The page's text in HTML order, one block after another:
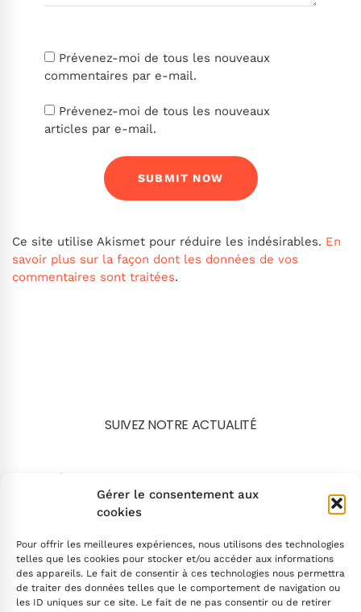
Gérer le consentement aux
cookies
Pour offrir les meilleures expériences, nous utilisons des technologies
telles que les cookies pour stocker et/ou accéder aux informations
des appareils. Le fait de consentir à ces technologies nous permettra
de traiter des données telles que le comportement de navigation ou
les ID uniques sur ce site. Le fait de ne pas consentir ou de retirer
Prévenez-moi de tous les nouveaux
commentaires par e-mail.
Prévenez-moi de tous les nouveaux
articles par e-mail.
Ce site utilise Akismet pour réduire les indésirables. En
savoir plus sur la façon dont les données de vos
commentaires sont traitées.
SUIVEZ NOTRE ACTUALITÉ
Search
INSCRIVEZ-VOUS